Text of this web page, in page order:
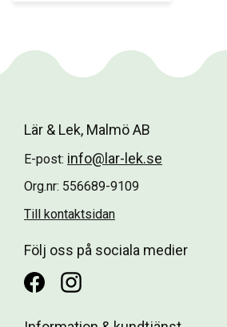
Lär & Lek, Malmö AB
E-post: info@lar-lek.se
Org.nr: 556689-9109
Till kontaktsidan
Följ oss på sociala medier